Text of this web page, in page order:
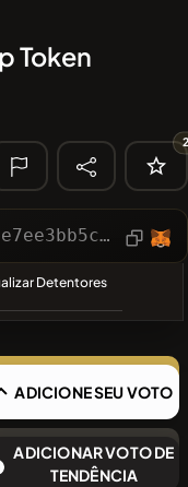
FYRA
#277
Token
0x2fc9e0f34d86f65b495de7ee3bb5cbeac7f92b04
Detentores
ADICIONE SEU VOTO
ADICIONAR VOTO DE
TENDÊNCIA